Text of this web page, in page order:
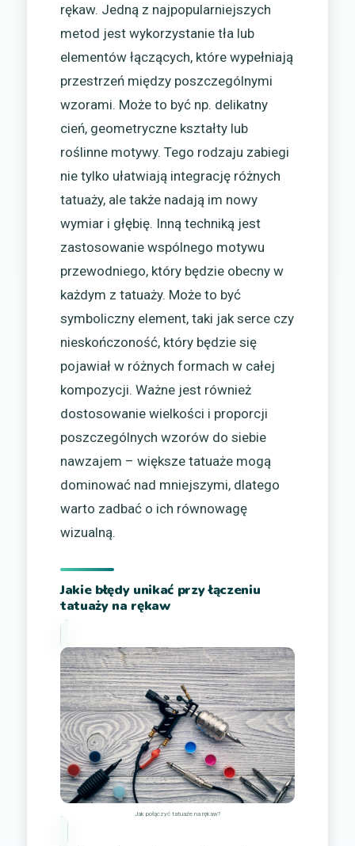
rękaw. Jedną z najpopularniejszych
metod jest wykorzystanie tła lub
elementów łączących, które wypełniają
przestrzeń między poszczególnymi
wzorami. Może to być np. delikatny
cień, geometryczne kształty lub
roślinne motywy. Tego rodzaju zabiegi
nie tylko ułatwiają integrację różnych
tatuaży, ale także nadają im nowy
wymiar i głębię. Inną techniką jest
zastosowanie wspólnego motywu
przewodniego, który będzie obecny w
każdym z tatuaży. Może to być
symboliczny element, taki jak serce czy
nieskończoność, który będzie się
pojawiał w różnych formach w całej
kompozycji. Ważne jest również
dostosowanie wielkości i proporcji
poszczególnych wzorów do siebie
nawzajem – większe tatuaże mogą
dominować nad mniejszymi, dlatego
warto zadbać o ich równowagę
wizualną.
Jakie błędy unikać przy łączeniu
tatuaży na rękaw
Jak połączyć tatuaże na rękaw?